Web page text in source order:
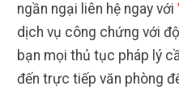
ngần ngại liên hệ ngay với
dịch vụ công chứng với
bạn mọi thủ tục pháp lý
đến trực tiếp văn phòng